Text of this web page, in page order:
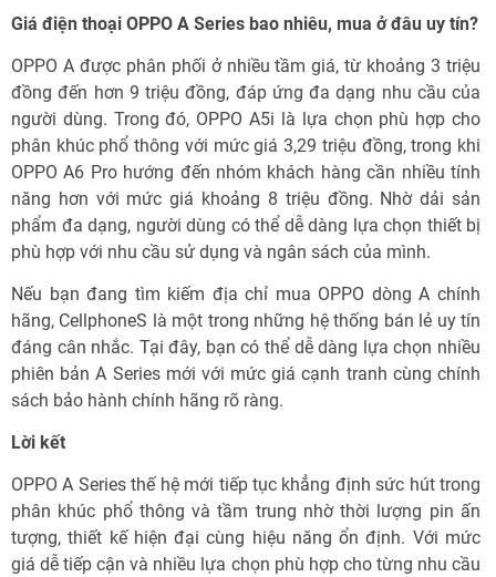
Giá điện thoại OPPO A Series bao nhiêu, mua ở đâu uy tín?
OPPO A được phân phối ở nhiều tầm giá, từ khoảng 3 triệu
đồng đến hơn 9 triệu đồng, đáp ứng đa dạng nhu cầu của
người dùng. Trong đó, OPPO A5i là lựa chọn phù hợp cho
phân khúc phổ thông với mức giá 3,29 triệu đồng, trong khi
OPPO A6 Pro hướng đến nhóm khách hàng cần nhiều tính
năng hơn với mức giá khoảng 8 triệu đồng. Nhờ dải sản
phẩm đa dạng, người dùng có thể dễ dàng lựa chọn thiết bị
phù hợp với nhu cầu sử dụng và ngân sách của mình.
Nếu bạn đang tìm kiếm địa chỉ mua OPPO dòng A chính
hãng, CellphoneS là một trong những hệ thống bán lẻ uy tín
đáng cân nhắc. Tại đây, bạn có thể dễ dàng lựa chọn nhiều
phiên bản A Series mới với mức giá cạnh tranh cùng chính
sách bảo hành chính hãng rõ ràng.
Lời kết
OPPO A Series thế hệ mới tiếp tục khẳng định sức hút trong
phân khúc phổ thông và tầm trung nhờ thời lượng pin ấn
tượng, thiết kế hiện đại cùng hiệu năng ổn định. Với mức
giá dễ tiếp cận và nhiều lựa chọn phù hợp cho từng nhu cầu